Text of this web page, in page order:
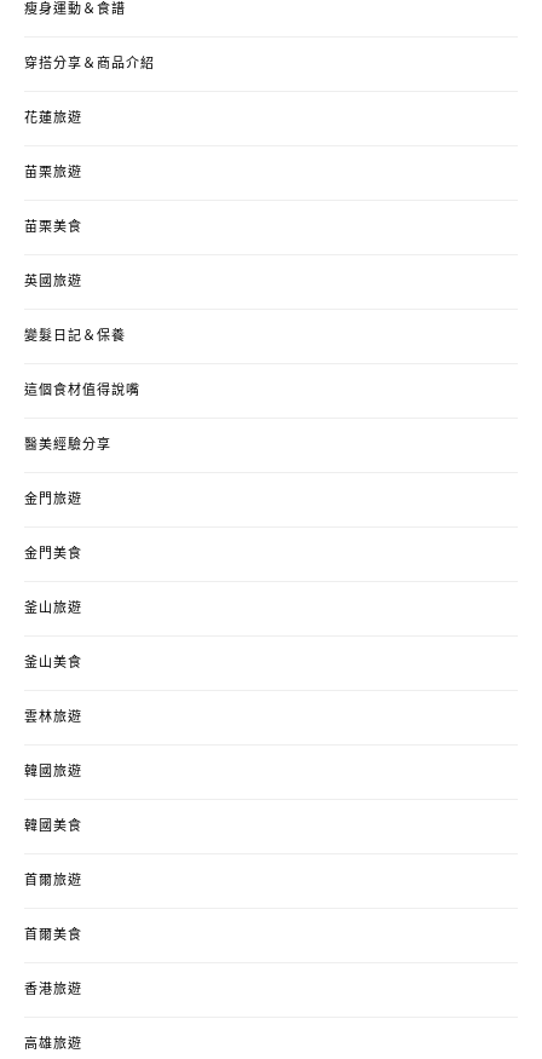
瘦身運動＆食譜
穿搭分享＆商品介紹
花蓮旅遊
苗栗旅遊
苗栗美食
英國旅遊
變髮日記＆保養
這個食材值得說嘴
醫美經驗分享
金門旅遊
金門美食
釜山旅遊
釜山美食
雲林旅遊
韓國旅遊
韓國美食
首爾旅遊
首爾美食
香港旅遊
高雄旅遊